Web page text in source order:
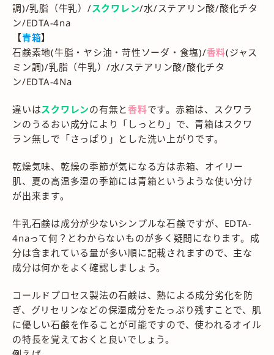
調)/乳脂（牛乳）/スクワレン/水/ステアリン酸/酸化チタ
ン/EDTA-4na
【青箱】
石鹸素地(牛脂・ヤシ油・苛性ソーダ・食塩)/香料(ジャス
ミン調)/乳脂（牛乳）/水/ステアリン酸/酸化チタ
ン/EDTA-4Na
違いはスクワレンの有無と 香料です。赤箱は、スクワラ
ンのうるおい成分により「しっとり」で、青箱はスクワ
ラン無しで「さっぱり」とした洗い上がりです。
乾燥気味、乾燥の季節が気になる方は赤箱、オイリー
肌、夏の高温多湿の季節には青箱というような使い分け
が出来ます。
牛乳石鹸は成分が少ないシンプルな石鹸ですが、EDTA-
4naって何？とわからないものが多く疑問になります。成
分は含まれている量が多い順に記載されますので、主な
成分は何かをよく確認しましょう。
コールドプロセス製法の石鹸は、熱による成分劣化を防
ぎ、グリセリンなどの保湿成分をたっぷり残すことで、肌
に優しい石鹸を作ることが可能ですので、使われるオイル
の特長を覚えておくと良いでしょう。